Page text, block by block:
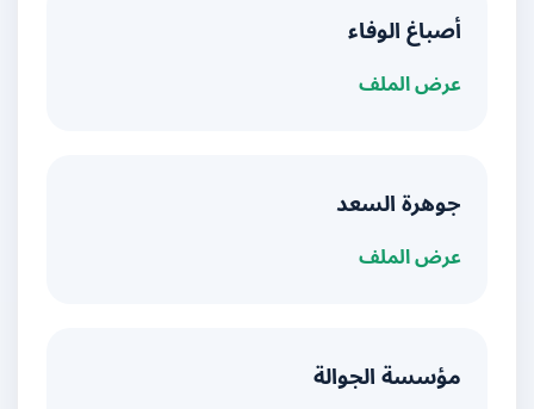
أصباغ الوفاء
عرض الملف
جوهرة السعد
عرض الملف
مؤسسة الجوالة